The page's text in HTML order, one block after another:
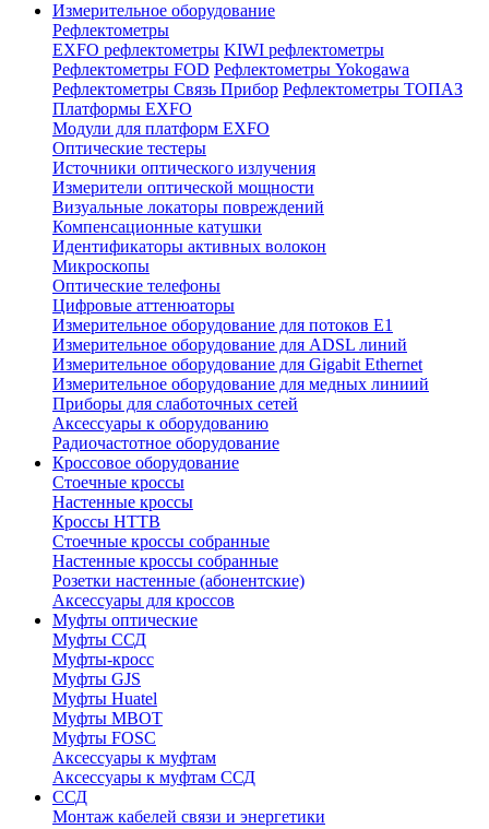
Измерительное оборудование
Рефлектометры
EXFO рефлектометры KIWI рефлектометры
Рефлектометры FOD Рефлектометры Yokogawa
Рефлектометры Связь Прибор Рефлектометры ТОПАЗ
Платформы EXFO
Модули для платформ EXFO
Оптические тестеры
Источники оптического излучения
Измерители оптической мощности
Визуальные локаторы повреждений
Компенсационные катушки
Идентификаторы активных волокон
Микроскопы
Оптические телефоны
Цифровые аттенюаторы
Измерительное оборудование для потоков Е1
Измерительное оборудование для ADSL линий
Измерительное оборудование для Gigabit Ethernet
Измерительное оборудование для медных линиий
Приборы для слаботочных сетей
Аксессуары к оборудованию
Радиочастотное оборудование
Кроссовое оборудование
Стоечные кроссы
Настенные кроссы
Кроссы HTTB
Стоечные кроссы собранные
Настенные кроссы собранные
Розетки настенные (абонентские)
Аксессуары для кроссов
Муфты оптические
Муфты ССД
Муфты-кросс
Муфты GJS
Муфты Huatel
Муфты МВОТ
Муфты FOSC
Аксессуары к муфтам
Аксессуары к муфтам ССД
ССД
Монтаж кабелей связи и энергетики